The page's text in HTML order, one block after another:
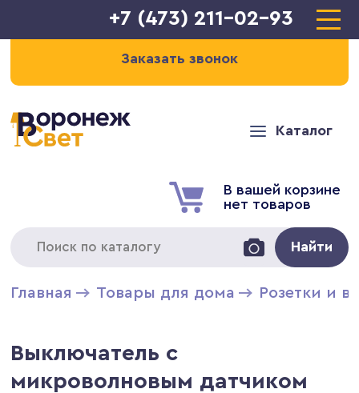
+7 (473) 211-02-93
Заказать звонок
Каталог
В вашей корзине
нет товаров
Найти
Главная Товары для дома Розетки и
Выключатель с
микроволновым датчиком